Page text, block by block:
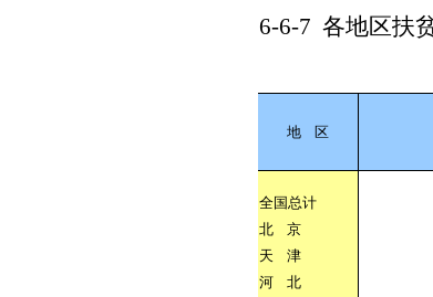
6-6-7 各地区扶
地 区
全国总计
北
京
天
津
河
北